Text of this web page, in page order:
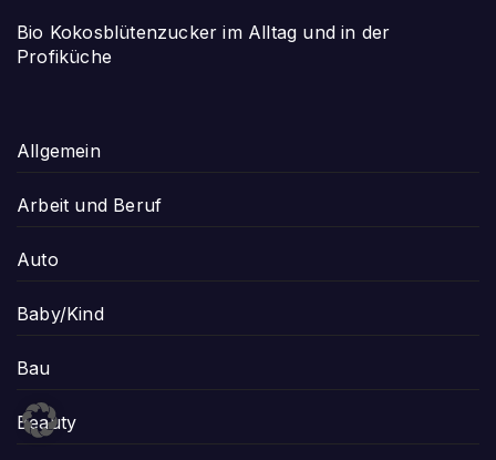
Bio Kokosblütenzucker im Alltag und in der
Profiküche
Allgemein
Arbeit und Beruf
Auto
Baby/Kind
Bau
Beauty